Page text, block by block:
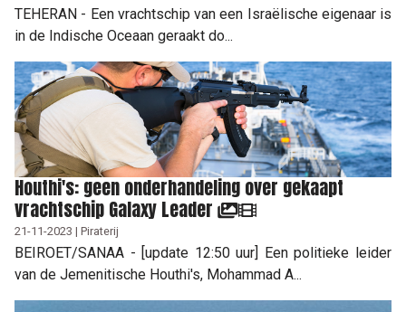
TEHERAN - Een vrachtschip van een Israëlische eigenaar is
in de Indische Oceaan geraakt do...
Houthi's: geen onderhandeling over gekaapt
vrachtschip Galaxy Leader
21-11-2023 | Piraterij
BEIROET/SANAA - [update 12:50 uur] Een politieke leider
van de Jemenitische Houthi's, Mohammad A...